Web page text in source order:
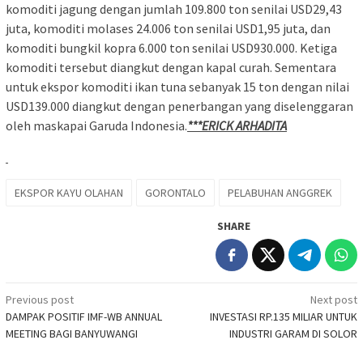
komoditi jagung dengan jumlah 109.800 ton senilai USD29,43
juta, komoditi molases 24.006 ton senilai USD1,95 juta, dan
komoditi bungkil kopra 6.000 ton senilai USD930.000. Ketiga
komoditi tersebut diangkut dengan kapal curah. Sementara
untuk ekspor komoditi ikan tuna sebanyak 15 ton dengan nilai
USD139.000 diangkut dengan penerbangan yang diselenggaran
oleh maskapai Garuda Indonesia.***ERICK ARHADITA
EKSPOR KAYU OLAHAN GORONTALO PELABUHAN ANGGREK
SHARE
Post
navigation
Previous post
DAMPAK POSITIF IMF-WB ANNUAL
MEETING BAGI BANYUWANGI
Next post
INVESTASI RP.135 MILIAR UNTUK
INDUSTRI GARAM DI SOLOR